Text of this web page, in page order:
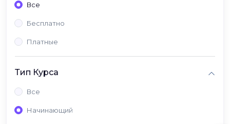
Все
Бесплатно
Платные
Тип Курса
Все
Начинающий